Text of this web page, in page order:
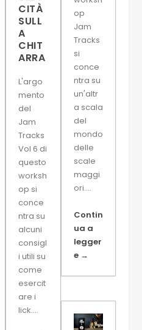
CITÀ
SULL
A
CHIT
ARRA
L'argo
mento
del
Jam
Tracks
Vol 6 di
questo
worksh
op si
conce
ntra su
alcuni
consigl
i utili su
come
esercit
are i
lick....
op
Jam
Tracks
si
conce
ntra su
un'altr
a scala
del
mondo
delle
scale
maggi
ori....
Contin
ua a
legger
e →